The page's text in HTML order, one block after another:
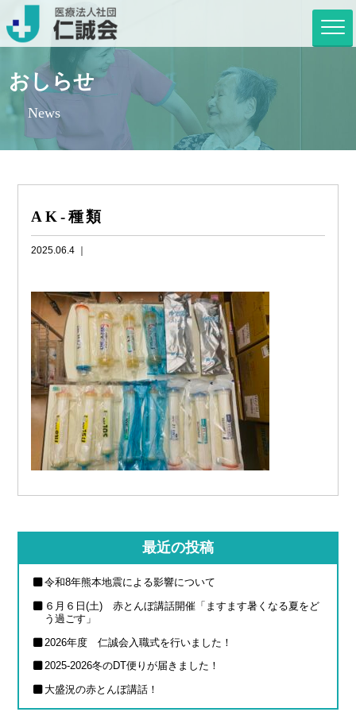
おしらせ
News
AK-種類
2025.06.4 ｜
最近の投稿
令和8年熊本地震による影響について
６月６日(土) 赤とんぼ講話開催「ますます暑くなる夏をど
う過ごす」
2026年度 仁誠会入職式を行いました！
2025-2026冬のDT便りが届きました！
大盛況の赤とんぼ講話！